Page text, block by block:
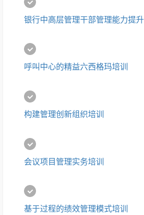
银行中高层管理干部管理能力提
呼叫中心的精益六西格玛培训
构建管理创新组织培训
会议项目管理实务培训
基于过程的绩效管理模式培训